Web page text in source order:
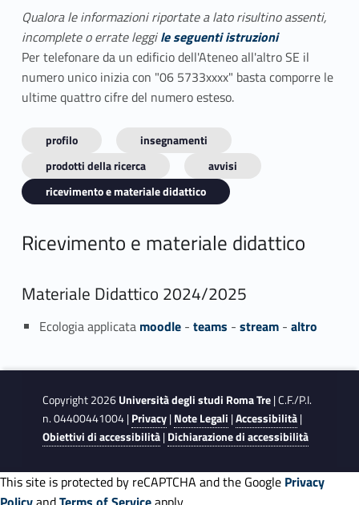
Qualora le informazioni riportate a lato risultino assenti,
incomplete o errate leggile seguenti istruzioni
Per telefonare da un edificio dell'Ateneo all'altro SE il
numero unico inizia con "06 5733xxxx" basta comporre le
ultime quattro cifre del numero esteso.
profilo
insegnamenti
prodotti della ricerca
avvisi
ricevimento e materiale didattico
Ricevimento e materiale didattico
Materiale Didattico 2024/2025
Ecologia applicata moodle- teams - stream- altro
Copyright 2026Università degli studi Roma Tre| C.F./P.I.
n. 04400441004 |Privacy|Note Legali |Accessibilità|
Obiettivi di accessibilità|Dichiarazione di accessibilità
This site is protected by reCAPTCHA and the Google Privacy